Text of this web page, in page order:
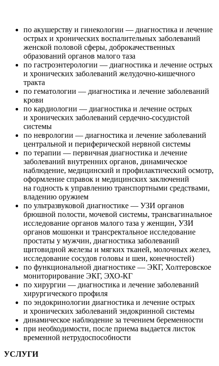
по акушерству и гинекологии — диагностика и лечение
острых и хронических воспалительных заболеваний
женской половой сферы, доброкачественных
образований органов малого таза
по гастроэнтерологии — диагностика и лечение острых
и хронических заболеваний желудочно-кишечного
тракта
по гематологии — диагностика и лечение заболеваний
крови
по кардиологии — диагностика и лечение острых
и хронических заболеваний сердечно-сосудистой
системы
по неврологии — диагностика и лечение заболеваний
центральной и периферической нервной системы
по терапии — первичная диагностика и лечение
заболеваний внутренних органов, динамическое
наблюдение, медицинский и профилактический осмотр,
оформление справок и медицинских заключений
на годность к управлению транспортными средствами,
владению оружием
по ультразвуковой диагностике — УЗИ органов
брюшной полости, мочевой системы, трансвагинальное
исследование органов малого таза у женщин, УЗИ
органов мошонки и трансректальное исследование
простаты у мужчин, диагностика заболеваний
щитовидной железы и мягких тканей, молочных желез,
исследование сосудов головы и шеи, конечностей)
по функциональной диагностике — ЭКГ, Холтеровское
мониторирование ЭКГ, ЭХО-КГ
по хирургии — диагностика и лечение заболеваний
хирургического профиля
по эндокринологии диагностика и лечение острых
и хронических заболеваний эндокринной системы
динамическое наблюдение за течением беременности
при необходимости, после приема выдается листок
временной нетрудоспособности
УСЛУГИ